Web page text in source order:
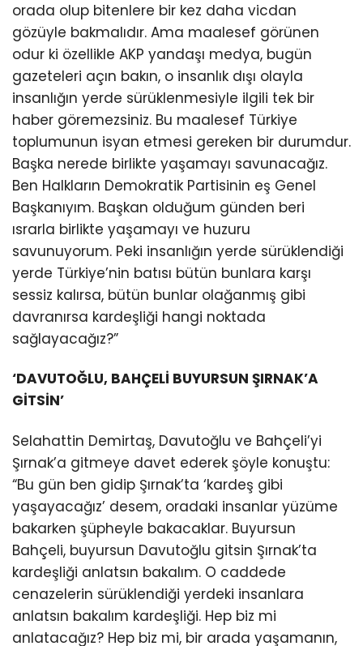
orada olup bitenlere bir kez daha vicdan
gözüyle bakmalıdır. Ama maalesef görünen
odur ki özellikle AKP yandaşı medya, bugün
gazeteleri açın bakın, o insanlık dışı olayla
insanlığın yerde sürüklenmesiyle ilgili tek bir
haber göremezsiniz. Bu maalesef Türkiye
toplumunun isyan etmesi gereken bir durumdur.
Başka nerede birlikte yaşamayı savunacağız.
Ben Halkların Demokratik Partisinin eş Genel
Başkanıyım. Başkan olduğum günden beri
ısrarla birlikte yaşamayı ve huzuru
savunuyorum. Peki insanlığın yerde sürüklendiği
yerde Türkiye’nin batısı bütün bunlara karşı
sessiz kalırsa, bütün bunlar olağanmış gibi
davranırsa kardeşliği hangi noktada
sağlayacağız?”
‘DAVUTOĞLU, BAHÇELİ BUYURSUN ŞIRNAK’A
GİTSİN’
Selahattin Demirtaş, Davutoğlu ve Bahçeli’yi
Şırnak’a gitmeye davet ederek şöyle konuştu:
“Bu gün ben gidip Şırnak’ta ‘kardeş gibi
yaşayacağız’ desem, oradaki insanlar yüzüme
bakarken şüpheyle bakacaklar. Buyursun
Bahçeli, buyursun Davutoğlu gitsin Şırnak’ta
kardeşliği anlatsın bakalım. O caddede
cenazelerin sürüklendiği yerdeki insanlara
anlatsın bakalım kardeşliği. Hep biz mi
anlatacağız? Hep biz mi, bir arada yaşamanın,